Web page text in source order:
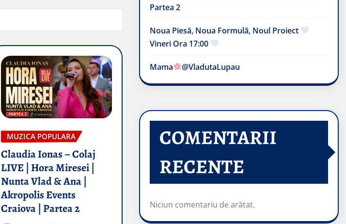
MUZICA POPULARA
Claudia Ionas – Colaj
LIVE | Hora Miresei |
Nunta Vlad & Ana |
Akropolis Events
Craiova | Partea 2
Partea 2
Noua Piesă, Noua Formulă, Noul Proiect
Vineri Ora 17:00
Mama @VladutaLupau
COMENTARII
RECENTE
Niciun comentariu de arătat.